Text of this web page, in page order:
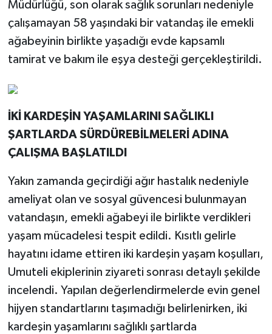
Müdürlüğü, son olarak sağlık sorunları nedeniyle
çalışamayan 58 yaşındaki bir vatandaş ile emekli
ağabeyinin birlikte yaşadığı evde kapsamlı
tamirat ve bakım ile eşya desteği gerçekleştirildi.
İKİ KARDEŞİN YAŞAMLARINI SAĞLIKLI
ŞARTLARDA SÜRDÜREBİLMELERİ ADINA
ÇALIŞMA BAŞLATILDI
Yakın zamanda geçirdiği ağır hastalık nedeniyle
ameliyat olan ve sosyal güvencesi bulunmayan
vatandaşın, emekli ağabeyi ile birlikte verdikleri
yaşam mücadelesi tespit edildi. Kısıtlı gelirle
hayatını idame ettiren iki kardeşin yaşam koşulları,
Umuteli ekiplerinin ziyareti sonrası detaylı şekilde
incelendi. Yapılan değerlendirmelerde evin genel
hijyen standartlarını taşımadığı belirlenirken, iki
kardeşin yaşamlarını sağlıklı şartlarda